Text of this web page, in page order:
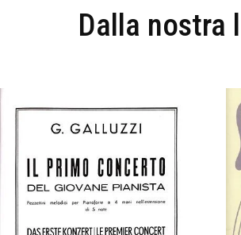
Dalla nostra